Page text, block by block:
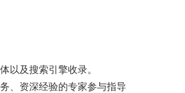
以及搜索引擎收录。
、资深经验的专家参与指导